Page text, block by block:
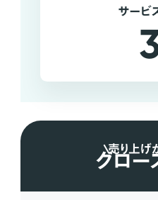
サービ
売り上げ
グロー